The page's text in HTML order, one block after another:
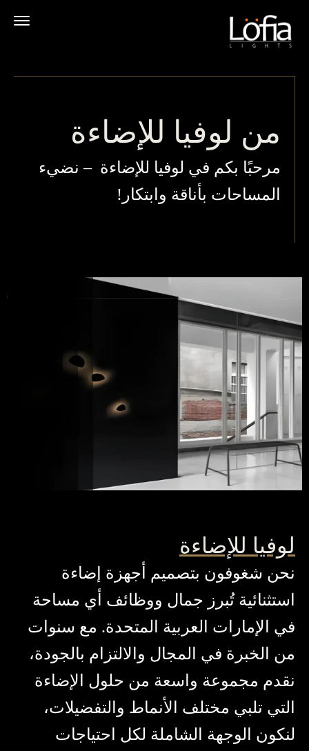
المحتوى
من لوفيا للإضاءة
مرحبًا بكم في لوفيا للإضاءة – نضيء
المساحات بأناقة وابتكار!
لوفيا للإضاءة
نحن شغوفون بتصميم أجهزة إضاءة
استثنائية تُبرز جمال ووظائف أي مساحة
في الإمارات العربية المتحدة. مع سنوات
من الخبرة في المجال والالتزام بالجودة،
نقدم مجموعة واسعة من حلول الإضاءة
التي تلبي مختلف الأنماط والتفضيلات،
لنكون الوجهة الشاملة لكل احتياجات